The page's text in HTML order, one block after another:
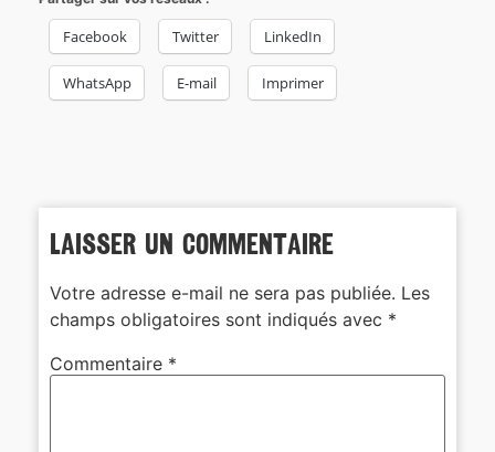
Facebook Twitter LinkedIn
WhatsApp E-mail Imprimer
Laisser un commentaire
Votre adresse e-mail ne sera pas publiée. Les
champs obligatoires sont indiqués avec *
Commentaire *